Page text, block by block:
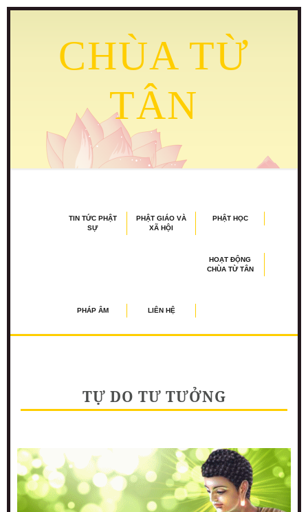
CHÙA TỪ
TÂN
TIN TỨC PHẬT
SỰ
PHẬT GIÁO VÀ
XÃ HỘI
PHẬT HỌC
HOẠT ĐỘNG
CHÙA TỪ TÂN
PHÁP ÂM LIÊN HỆ
TỰ DO TƯ TƯỞNG